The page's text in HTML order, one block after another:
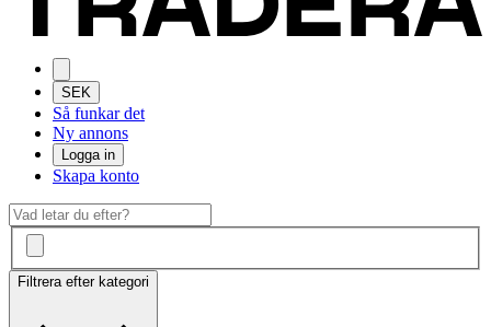
SEK
Så funkar det
Ny annons
Logga in
Skapa konto
Filtrera efter kategori